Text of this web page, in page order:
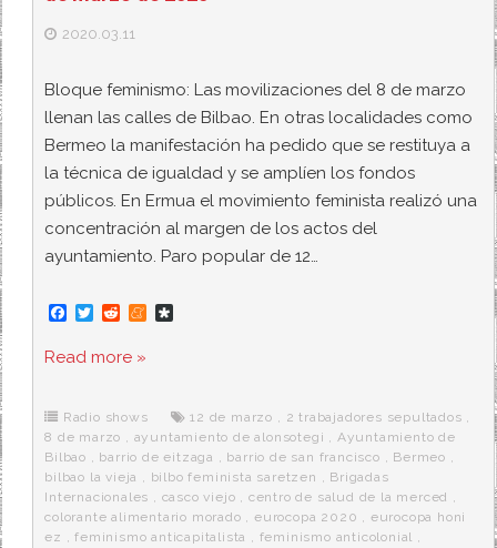
2020.03.11
Bloque feminismo: Las movilizaciones del 8 de marzo
llenan las calles de Bilbao. En otras localidades como
Bermeo la manifestación ha pedido que se restituya a
la técnica de igualdad y se amplíen los fondos
públicos. En Ermua el movimiento feminista realizó una
concentración al margen de los actos del
ayuntamiento. Paro popular de 12…
F
e
o
k
T
t
r
R
d
M
e
r
a
Read more »
Radio shows 12 de marzo , 2 trabajadores sepultados ,
8 de marzo , ayuntamiento de alonsotegi , Ayuntamiento de
Bilbao , barrio de eitzaga , barrio de san francisco , Bermeo ,
bilbao la vieja , bilbo feminista saretzen , Brigadas
Internacionales , casco viejo , centro de salud de la merced ,
colorante alimentario morado ,eurocopa 2020 , eurocopa honi
ez ,feminismo anticapitalista , feminismo anticolonial ,